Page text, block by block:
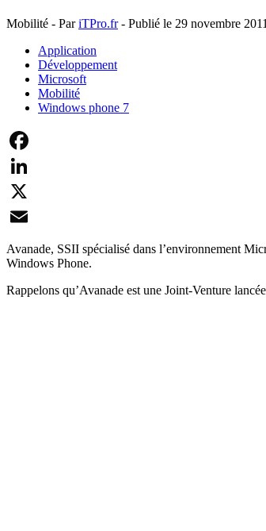
Mobilité - PariTPro.fr- Publié le 29 novembre 2011
Application
Développement
Microsoft
Mobilité
Windows phone 7
Facebook
LinkedIn
X
Email
Avanade, SSII spécialisé dans l’environnement
Windows Phone.
Rappelons qu’Avanade est une Joint-Venture